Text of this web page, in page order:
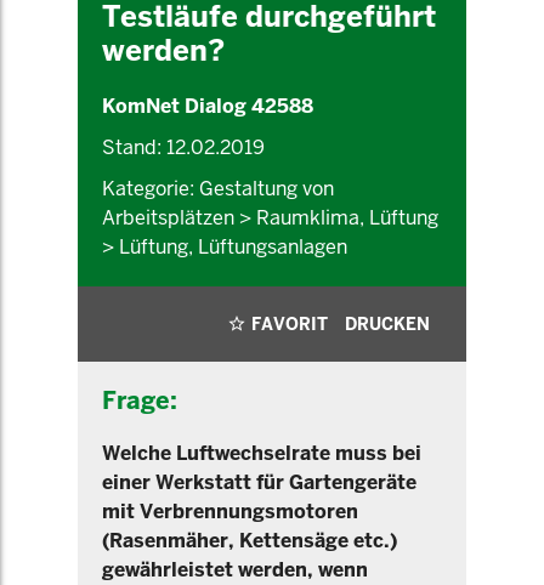
Testläufe durchgeführt
werden?
KomNet Dialog 42588
Stand: 12.02.2019
Kategorie: Gestaltung von
Arbeitsplätzen > Raumklima, Lüftung
> Lüftung, Lüftungsanlagen
FAVORIT DRUCKEN
Frage:
Welche Luftwechselrate muss bei
einer Werkstatt für Gartengeräte
mit Verbrennungsmotoren
(Rasenmäher, Kettensäge etc.)
gewährleistet werden, wenn